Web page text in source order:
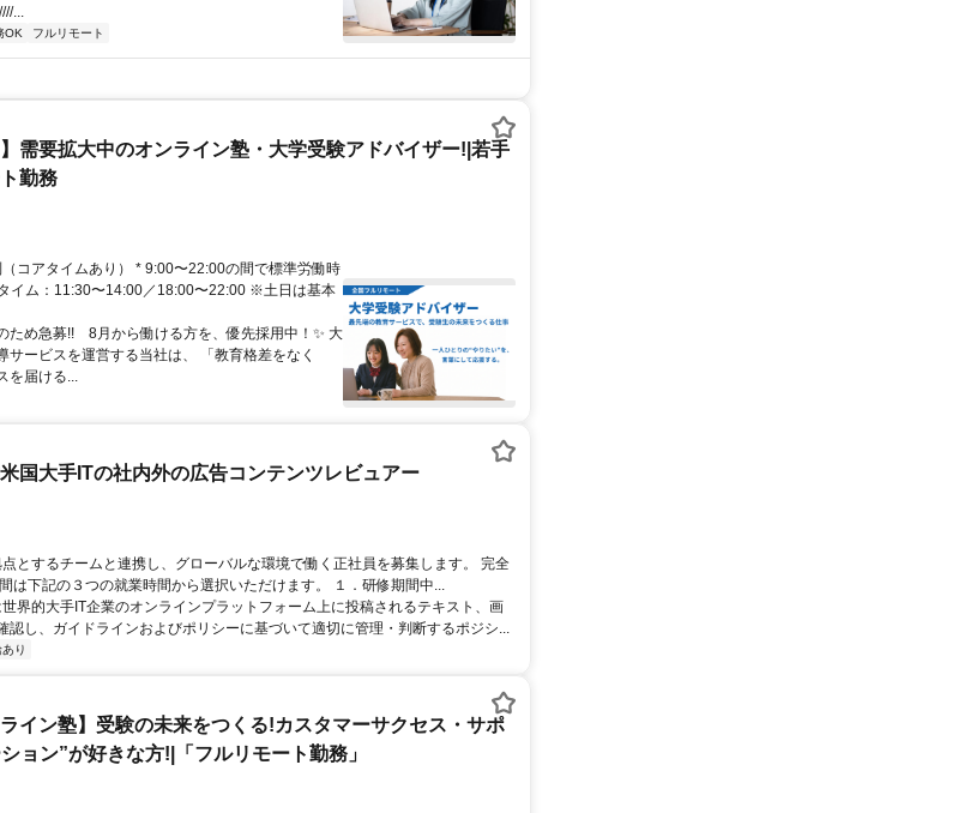
...
OK フルリモート
需要拡大中のオンライン塾・大学受験アドバイザー!|若手
勤務
コアタイムあり） * 9:00〜22:00の間で標準労働時
イム：11:30〜14:00／18:00〜22:00 ※土日は基本
ため急募!! 8月から働ける方を、優先採用中！✨️ 大
サービスを運営する当社は、 「教育格差をなく
を届ける...
国大手ITの社内外の広告コンテンツレビュアー
とするチームと連携し、グローバルな環境で働く正社員を募集します。 完全
は下記の３つの就業時間から選択いただけます。 １．研修期間中...
界的大手IT企業のオンラインプラットフォーム上に投稿されるテキスト、画
認し、ガイドラインおよびポリシーに基づいて適切に管理・判断するポジシ...
り
イン塾】受験の未来をつくる!カスタマーサクセス・サポ
ョン”が好きな方!|「フルリモート勤務」